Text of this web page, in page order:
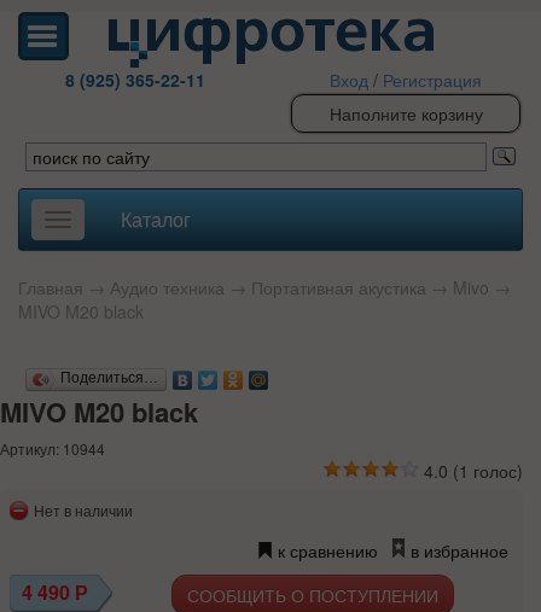
8 (925) 365-22-11 Вход / Регистрация
Наполните корзину
Toggle
navigation
Каталог
Главная → Аудио техника → Портативная акустика → Mivo →
MIVO M20 black
Поделиться…
MIVO M20 black
Артикул: 10944
4.0 (1 голос)
Нет в наличии
к сравнению в избранное
4 490 Р СООБЩИТЬ О ПОСТУПЛЕНИИ